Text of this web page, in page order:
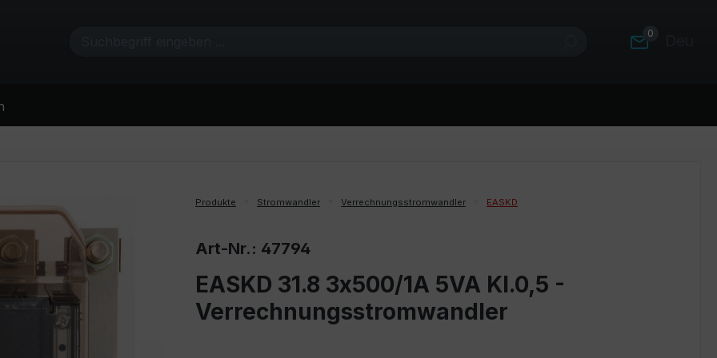
0
Produkte Stromwandler Verrechnungsstromwandler EASKD
Art-Nr.: 47794
EASKD 31.8 3x500/1A 5VA Kl.0,5 -
Verrechnungsstromwandler